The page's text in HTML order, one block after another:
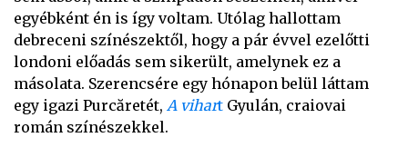
egyébként én is így voltam. Utólag hallottam
debreceni színészektől, hogy a pár évvel ezelőtti
londoni előadás sem sikerült, amelynek ez a
másolata. Szerencsére egy hónapon belül láttam
egy igazi Purcăretét, A vihart Gyulán, craiovai
román színészekkel.